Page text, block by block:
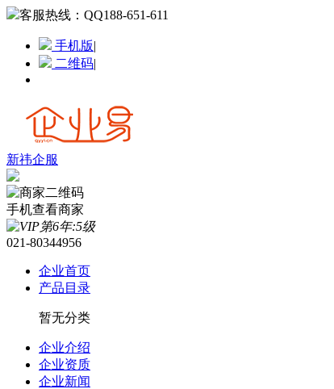
客服热线： QQ188-651-611
手机版|
二维码|
新祎企服
手机查看商家
021-80344956
企业首页
产品目录
暂无分类
企业介绍
企业资质
企业新闻